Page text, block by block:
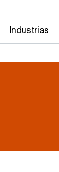
Industrias